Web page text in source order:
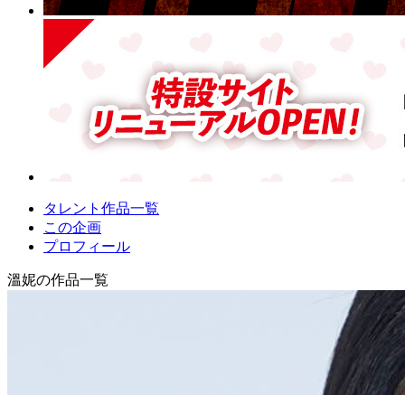
タレント作品一覧
この企画
プロフィール
溫妮の作品一覧